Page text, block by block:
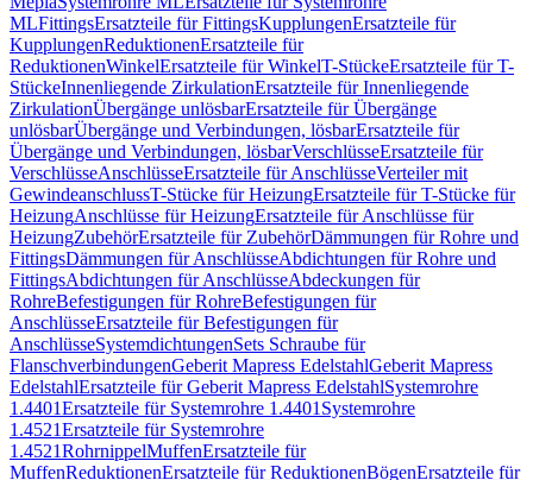
MLFittingsErsatzteile für FittingsKupplungenErsatzteile für
KupplungenReduktionenErsatzteile für
ReduktionenWinkelErsatzteile für WinkelT-StückeErsatzteile für T-
StückeInnenliegende ZirkulationErsatzteile für Innenliegende
ZirkulationÜbergänge unlösbarErsatzteile für Übergänge
unlösbarÜbergänge und Verbindungen, lösbarErsatzteile für
Übergänge und Verbindungen, lösbarVerschlüsseErsatzteile für
VerschlüsseAnschlüsseErsatzteile für AnschlüsseVerteiler mit
GewindeanschlussT-Stücke für HeizungErsatzteile für T-Stücke für
HeizungAnschlüsse für HeizungErsatzteile für Anschlüsse für
HeizungZubehörErsatzteile für ZubehörDämmungen für Rohre und
FittingsDämmungen für AnschlüsseAbdichtungen für Rohre und
FittingsAbdichtungen für AnschlüsseAbdeckungen für
RohreBefestigungen für RohreBefestigungen für
AnschlüsseErsatzteile für Befestigungen für
AnschlüsseSystemdichtungenSets Schraube für
FlanschverbindungenGeberit Mapress EdelstahlGeberit Mapress
EdelstahlErsatzteile für Geberit Mapress EdelstahlSystemrohre
1.4401Ersatzteile für Systemrohre 1.4401 Systemrohre
1.4521Ersatzteile für Systemrohre
1.4521RohrnippelMuffenErsatzteile für
MuffenReduktionenErsatzteile für ReduktionenBögenErsatzteile für